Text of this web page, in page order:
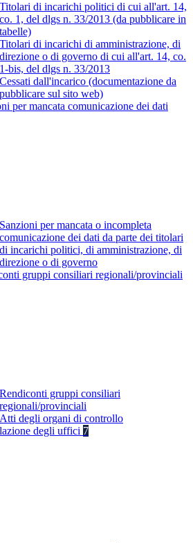
Titolari di incarichi politici di cui all'art. 14,
co. 1, del dlgs n. 33/2013 (da pubblicare in
tabelle)
Titolari di incarichi di amministrazione, di
direzione o di governo di cui all'art. 14, co.
1-bis, del dlgs n. 33/2013
Cessati dall'incarico (documentazione da
pubblicare sul sito web)
per mancata comunicazione dei dati
Sanzioni per mancata o incompleta
comunicazione dei dati da parte dei titolari
di incarichi politici, di amministrazione, di
direzione o di governo
gruppi consiliari regionali/provinciali
Rendiconti gruppi consiliari
regionali/provinciali
Atti degli organi di controllo
degli uffici 7